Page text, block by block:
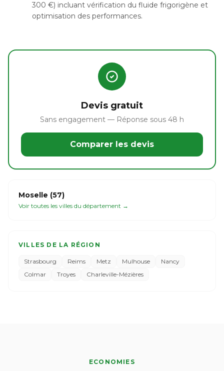
300 €) incluant vérification du fluide frigorigène et
optimisation des performances.
Devis gratuit
Sans engagement — Réponse sous 48 h
Comparer les devis
Moselle (57)
Voir toutes les villes du département →
VILLES DE LA RÉGION
Strasbourg Reims Metz Mulhouse
Nancy
Colmar
Troyes Charleville-Mézières
ECONOMIES